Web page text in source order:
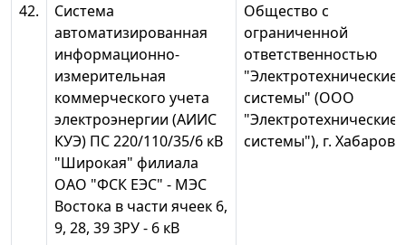
42.
Система
автоматизированная
информационно-
измерительная
коммерческого учета
электроэнергии (АИИС
КУЭ) ПС 220/110/35/6 кВ
"Широкая" филиала
ОАО "ФСК ЕЭС" - МЭС
Востока в части ячеек 6,
9, 28, 39 ЗРУ - 6 кВ
Общество с
ограниченной
ответственностью
"Электротехнические
системы" (ООО
"Электротехнические
системы"), г.